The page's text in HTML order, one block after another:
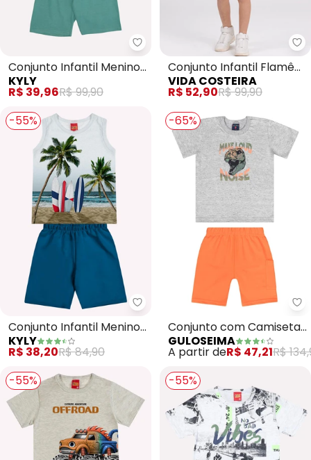
Kyly - Conjunto Infantil Menino
Conjunto Infantil Menino
Lettering (Cinza)
KYLY
R$ 39,96R$ 99,90
Conjunto Infantil Flamê
Waves (Cinza)
VIDA COSTEIRA
R$ 52,90R$ 99,90
-55%
Kyly - Conjunto Infantil Menino
Conjunto Infantil Menino
Praia (Cinza)
KYLY
R$ 38,20R$ 84,90
-65%
Conjunto com Camiseta
e Bermuda (Cinza)
GULOSEIMA
A partir deR$ 47,21R$
-55%
-55%